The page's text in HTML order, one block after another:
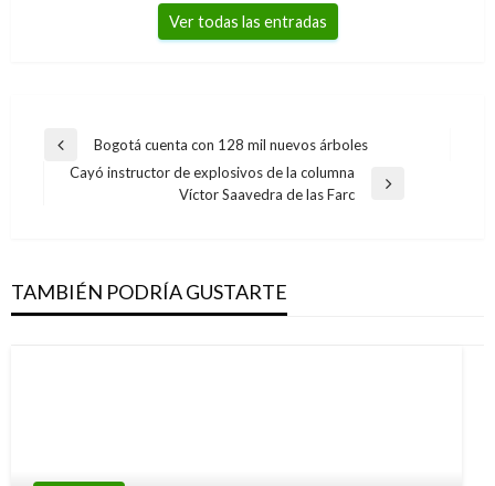
Ver todas las entradas
Navegación
Entrada
anterior
Bogotá cuenta con 128 mil nuevos árboles
Cayó instructor de explosivos de la columna
Víctor Saavedra de las Farc
TAMBIÉN PODRÍA GUSTARTE